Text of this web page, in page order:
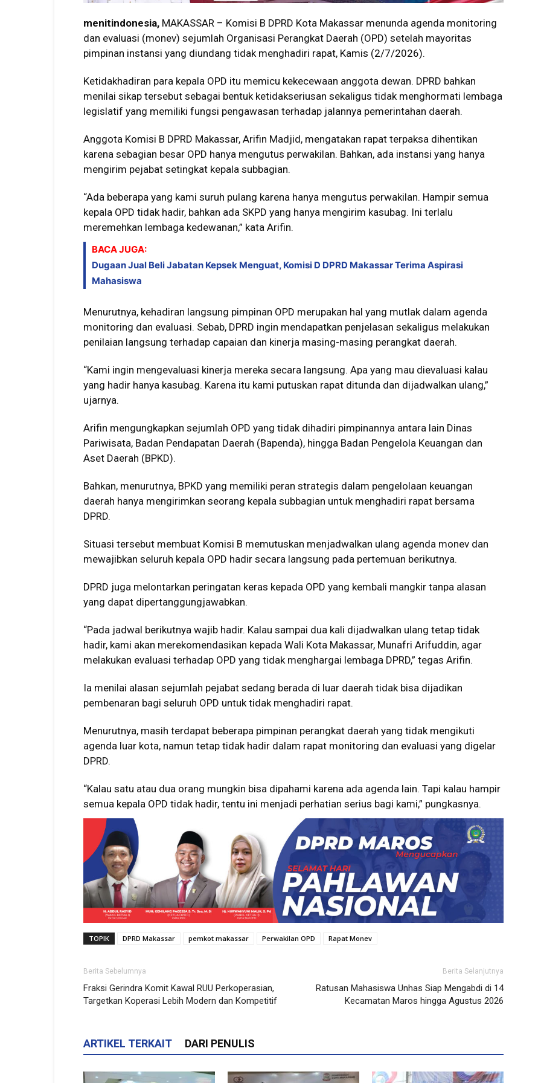
menitindonesia, MAKASSAR – Komisi B DPRD Kota Makassar menunda agenda monitoring
dan evaluasi (monev) sejumlah Organisasi Perangkat Daerah (OPD) setelah mayoritas
pimpinan instansi yang diundang tidak menghadiri rapat, Kamis (2/7/2026).
Ketidakhadiran para kepala OPD itu memicu kekecewaan anggota dewan. DPRD bahkan
menilai sikap tersebut sebagai bentuk ketidakseriusan sekaligus tidak menghormati lembaga
legislatif yang memiliki fungsi pengawasan terhadap jalannya pemerintahan daerah.
Anggota Komisi B DPRD Makassar, Arifin Madjid, mengatakan rapat terpaksa dihentikan
karena sebagian besar OPD hanya mengutus perwakilan. Bahkan, ada instansi yang hanya
mengirim pejabat setingkat kepala subbagian.
“Ada beberapa yang kami suruh pulang karena hanya mengutus perwakilan. Hampir semua
kepala OPD tidak hadir, bahkan ada SKPD yang hanya mengirim kasubag. Ini terlalu
meremehkan lembaga kedewanan,” kata Arifin.
BACA JUGA:
Dugaan Jual Beli Jabatan Kepsek Menguat, Komisi D DPRD Makassar Terima Aspirasi
Mahasiswa
Menurutnya, kehadiran langsung pimpinan OPD merupakan hal yang mutlak dalam agenda
monitoring dan evaluasi. Sebab, DPRD ingin mendapatkan penjelasan sekaligus melakukan
penilaian langsung terhadap capaian dan kinerja masing-masing perangkat daerah.
“Kami ingin mengevaluasi kinerja mereka secara langsung. Apa yang mau dievaluasi kalau
yang hadir hanya kasubag. Karena itu kami putuskan rapat ditunda dan dijadwalkan ulang,”
ujarnya.
Arifin mengungkapkan sejumlah OPD yang tidak dihadiri pimpinannya antara lain Dinas
Pariwisata, Badan Pendapatan Daerah (Bapenda), hingga Badan Pengelola Keuangan dan
Aset Daerah (BPKD).
Bahkan, menurutnya, BPKD yang memiliki peran strategis dalam pengelolaan keuangan
daerah hanya mengirimkan seorang kepala subbagian untuk menghadiri rapat bersama
DPRD.
Situasi tersebut membuat Komisi B memutuskan menjadwalkan ulang agenda monev dan
mewajibkan seluruh kepala OPD hadir secara langsung pada pertemuan berikutnya.
DPRD juga melontarkan peringatan keras kepada OPD yang kembali mangkir tanpa alasan
yang dapat dipertanggungjawabkan.
“Pada jadwal berikutnya wajib hadir. Kalau sampai dua kali dijadwalkan ulang tetap tidak
hadir, kami akan merekomendasikan kepada Wali Kota Makassar, Munafri Arifuddin, agar
melakukan evaluasi terhadap OPD yang tidak menghargai lembaga DPRD,” tegas Arifin.
Ia menilai alasan sejumlah pejabat sedang berada di luar daerah tidak bisa dijadikan
pembenaran bagi seluruh OPD untuk tidak menghadiri rapat.
Menurutnya, masih terdapat beberapa pimpinan perangkat daerah yang tidak mengikuti
agenda luar kota, namun tetap tidak hadir dalam rapat monitoring dan evaluasi yang digelar
DPRD.
“Kalau satu atau dua orang mungkin bisa dipahami karena ada agenda lain. Tapi kalau hampir
semua kepala OPD tidak hadir, tentu ini menjadi perhatian serius bagi kami,” pungkasnya.
TOPIK DPRD Makassar pemkot makassar Perwakilan OPD Rapat Monev
Berita Sebelumnya
Fraksi Gerindra Komit Kawal RUU Perkoperasian,
Targetkan Koperasi Lebih Modern dan Kompetitif
Berita Selanjutnya
Ratusan Mahasiswa Unhas Siap Mengabdi di 14
Kecamatan Maros hingga Agustus 2026
ARTIKEL TERKAIT DARI PENULIS